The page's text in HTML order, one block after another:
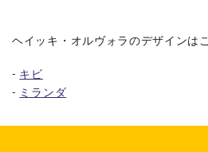
ヘイッキ・オルヴォラのデザインは
- キビ
- ミランダ